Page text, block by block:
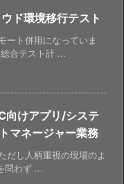
ド環境移行テスト
ート併用になっていま
合テスト計 ...
向けアプリ/システ
マネージャー業務
だし人柄重視の現場のよ
問わず ...